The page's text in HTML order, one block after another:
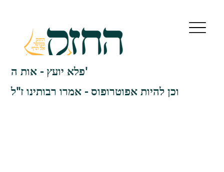
פלא יועץ - אות ה'
וכן להיות אפוטרופוס - אמרו רבותינו ז"ל